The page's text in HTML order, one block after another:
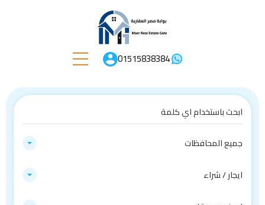
01515838384
جميع المحافظات
ايجار / شراء